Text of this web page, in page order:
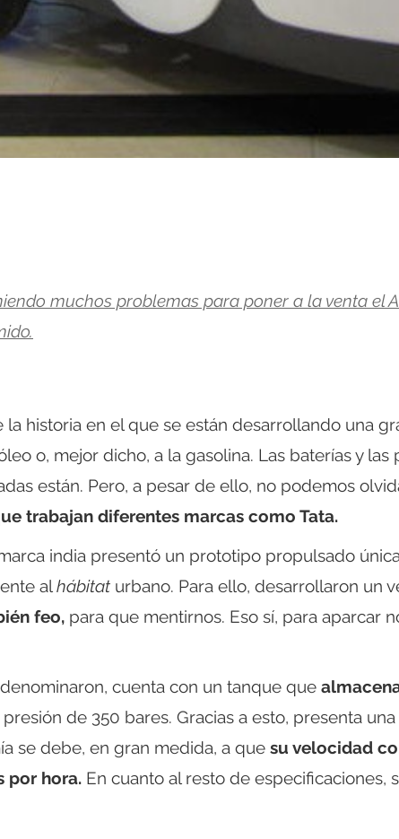
muchos problemas para poner a la venta el
la historia en el que se están desarrollando una
o, mejor dicho, a la gasolina. Las baterías y
están. Pero, a pesar de ello, no podemos
trabajan diferentes marcas como Tata.
india presentó un prototipo propulsado
alhábitat urbano. Para ello, desarrollaron un
feo, para que mentirnos. Eso sí, para aparcar
cuenta con un tanque que
de 350 bares. Gracias a esto, presenta
se debe, en gran medida, a que su velocidad
por hora. En cuanto al resto de especificaciones,